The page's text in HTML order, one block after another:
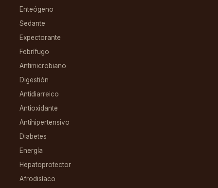
Enteógeno
Sedante
Expectorante
Febrífugo
Antimicrobiano
Digestión
Antidiarreico
Antioxidante
Antihipertensivo
Diabetes
Energía
Hepatoprotector
Afrodisíaco